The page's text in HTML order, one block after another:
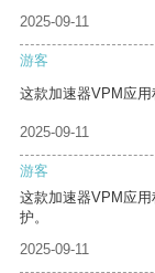
2025-09-11
游客
这款加速器VPM应用
2025-09-11
游客
这款加速器VPM应
护。
2025-09-11